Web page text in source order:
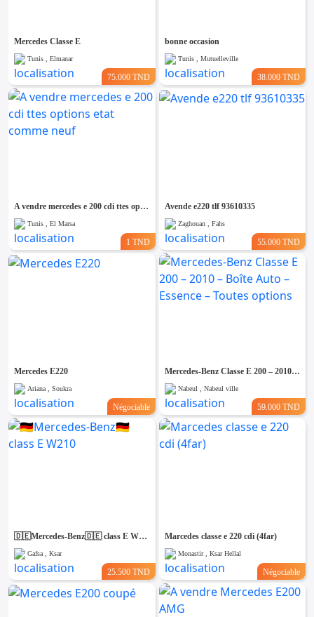
Mercedes Classe E
Tunis , Elmanar
75.000 TND
bonne occasion
Tunis , Mutuelleville
38.000 TND
A vendre mercedes e 200 cdi ttes options etat comme neuf
Tunis , El Marsa
1 TND
Avende e220 tlf 93610335
Zaghouan , Fahs
55.000 TND
Mercedes E220
Ariana , Soukra
Négociable
Mercedes-Benz Classe E 200 – 2010 – Boîte Auto – Essence – Toutes options
Nabeul , Nabeul ville
59.000 TND
🇩🇪Mercedes-Benz🇩🇪 class E W210
Gafsa , Ksar
25.500 TND
Marcedes classe e 220 cdi (4far)
Monastir , Ksar Hellal
Négociable